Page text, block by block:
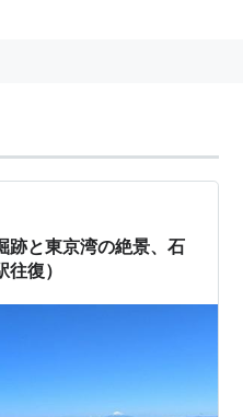
跡と東京湾の絶景、石
復）